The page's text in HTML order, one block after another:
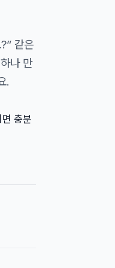
같은
나 만
.
충분